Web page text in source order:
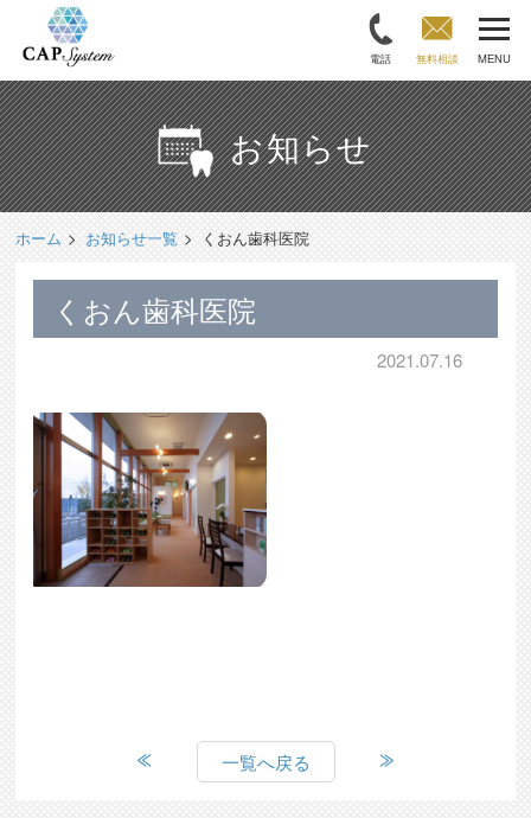
電話 無料相談 MENU
お知らせ
ホーム お知らせ一覧 くおん歯科医院
くおん歯科医院
2021.07.16
一覧へ戻る